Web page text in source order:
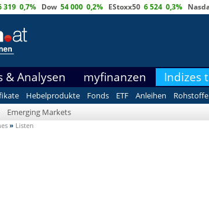
319 0,7% Dow 54 000 0,2% EStoxx50 6 524 0,3%
& Analysen myfinanzen Indizes
Hebelprodukte Fonds ETF Anleihen Rohstoffe
Emerging Markets
» Listen